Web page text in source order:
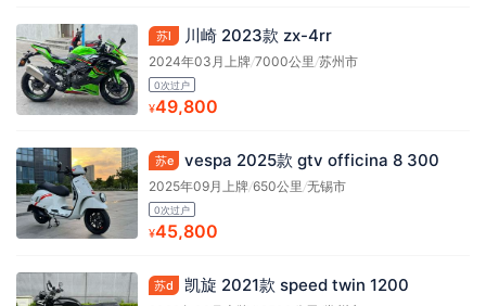
苏l 川崎 2023款 zx-4rr
2024年03月上牌/7000公里/苏州市
0次过户
¥49,800
苏e vespa 2025款 gtv officina 8 300
2025年09月上牌/650公里/无锡市
0次过户
¥45,800
苏d 凯旋 2021款 speed twin 1200